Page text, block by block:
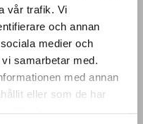
vår trafik. Vi
och annan
medier och
samarbetar med.
med annan
eller som de har